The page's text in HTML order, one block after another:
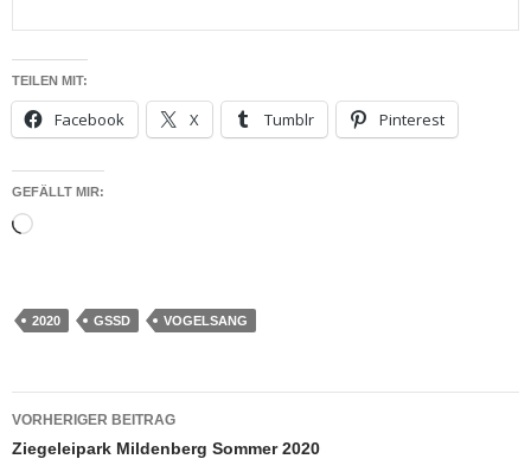
TEILEN MIT:
Facebook X Tumblr Pinterest
GEFÄLLT MIR:
Wird
2020 GSSD VOGELSANG
Beitragsnavigation
VORHERIGER BEITRAG
Ziegeleipark Mildenberg Sommer 2020